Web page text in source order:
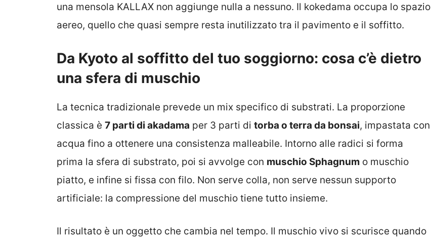
una mensola KALLAX non aggiunge nulla a nessuno. Il kokedama occupa lo spazio
aereo, quello che quasi sempre resta inutilizzato tra il pavimento e il soffitto.
Da Kyoto al soffitto del tuo soggiorno: cosa c’è dietro
una sfera di muschio
La tecnica tradizionale prevede un mix specifico di substrati. La proporzione
classica è 7 parti di akadama per 3 parti di torba o terra da bonsai, impastata con
acqua fino a ottenere una consistenza malleabile. Intorno alle radici si forma
prima la sfera di substrato, poi si avvolge con muschio Sphagnum o muschio
piatto, e infine si fissa con filo. Non serve colla, non serve nessun supporto
artificiale: la compressione del muschio tiene tutto insieme.
Il risultato è un oggetto che cambia nel tempo. Il muschio vivo si scurisce quando